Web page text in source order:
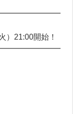
）21:00開始！